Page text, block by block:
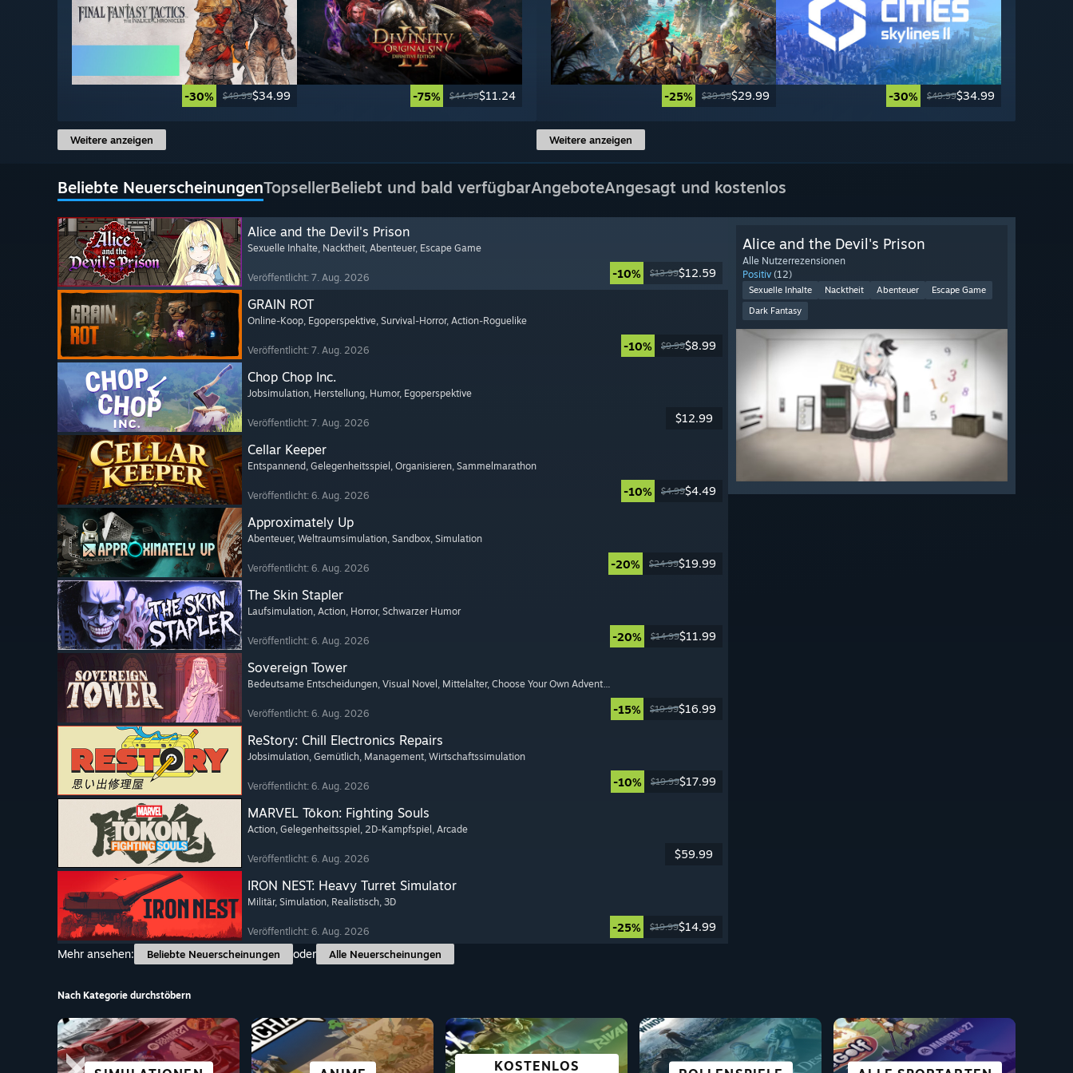
-30% $49.99$34.99 -75% $44.99$11.24
Weitere anzeigen
-25% $39.99$29.99 -30% $49.99$34.99
Weitere anzeigen
Beliebte NeuerscheinungenTopsellerBeliebt und bald verfügbarAngeboteAngesagt und kostenlos
Alice and the Devil's Prison
Sexuelle Inhalte, Nacktheit, Abenteuer, Escape Game
Veröffentlicht: 7. Aug. 2026 -10% $13.99$12.59
GRAIN ROT
Online-Koop, Egoperspektive, Survival-Horror, Action-Roguelike
Veröffentlicht: 7. Aug. 2026 -10% $9.99$8.99
Chop Chop Inc.
Jobsimulation, Herstellung, Humor, Egoperspektive
Veröffentlicht: 7. Aug. 2026 $12.99
Cellar Keeper
Entspannend, Gelegenheitsspiel , Organisieren, Sammelmarathon
Veröffentlicht: 6. Aug. 2026 -10% $4.99$4.49
Approximately Up
Abenteuer, Weltraumsimulation, Sandbox, Simulation
Veröffentlicht: 6. Aug. 2026 -20% $24.99$19.99
The Skin Stapler
Laufsimulation, Action, Horror, Schwarzer Humor
Veröffentlicht: 6. Aug. 2026 -20% $14.99$11.99
Sovereign Tower
Bedeutsame Entscheidungen, Visual Novel , Mittelalter, Choose Your Own Adventure
Veröffentlicht: 6. Aug. 2026 -15% $19.99$16.99
ReStory: Chill Electronics Repairs
Jobsimulation, Gemütlich, Management, Wirtschaftssimulation
Veröffentlicht: 6. Aug. 2026 -10% $19.99$17.99
MARVEL Tōkon: Fighting Souls
Action, Gelegenheitsspiel , 2D-Kampfspiel , Arcade
Veröffentlicht: 6. Aug. 2026 $59.99
IRON NEST: Heavy Turret Simulator
Militär, Simulation, Realistisch, 3D
Veröffentlicht: 6. Aug. 2026 -25% $19.99$14.99
Mehr ansehen:
Beliebte Neuerscheinungen oder Alle Neuerscheinungen
Alice and the Devil's Prison
Alle Nutzerrezensionen
Positiv (12)
Sexuelle Inhalte Nacktheit Abenteuer
Escape Game
Dark Fantasy
Nach Kategorie durchstöbern
KOSTENLOS
FÜR DAS STEAM
STÄDTE- & SCI-FI &
KOMPLEXE